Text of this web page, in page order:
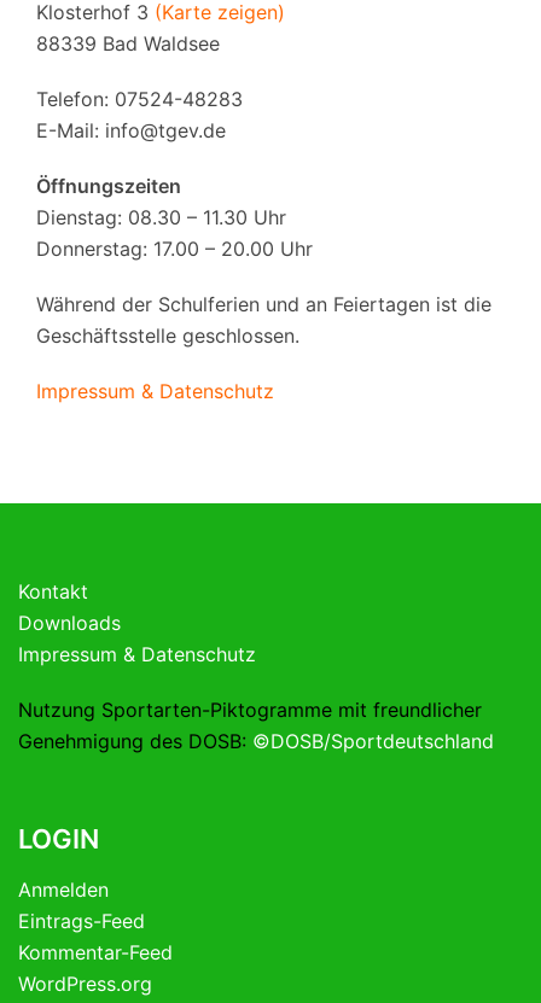
Klosterhof 3 (Karte zeigen)
88339 Bad Waldsee
Telefon: 07524-48283
E-Mail: info@tgev.de
Öffnungszeiten
Dienstag: 08.30 – 11.30 Uhr
Donnerstag: 17.00 – 20.00 Uhr
Während der Schulferien und an Feiertagen ist die
Geschäftsstelle geschlossen.
Impressum & Datenschutz
Kontakt
Downloads
Impressum & Datenschutz
Nutzung Sportarten-Piktogramme mit freundlicher
Genehmigung des DOSB: ©DOSB/Sportdeutschland
LOGIN
Anmelden
Eintrags-Feed
Kommentar-Feed
WordPress.org